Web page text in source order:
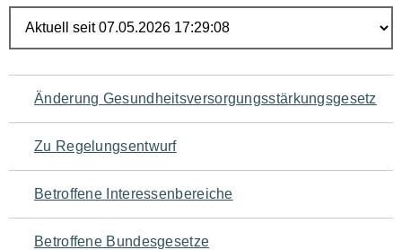
Navigation
für
den
Seiteninhalt
Änderung Gesundheitsversorgungsstärkungsgesetz
Zu Regelungsentwurf
Betroffene Interessenbereiche
Betroffene Bundesgesetze